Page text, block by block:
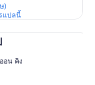
)
แปลนี้
แท็บ
อน คิง